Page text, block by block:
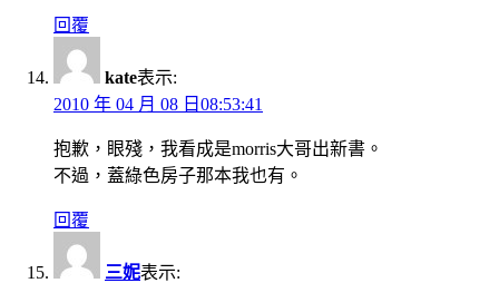
回覆
kate表示:
2010 年 04 月 08 日08:53:41
抱歉，眼殘，我看成是morris大哥出新書。
不過，蓋綠色房子那本我也有。
回覆
三妮表示: